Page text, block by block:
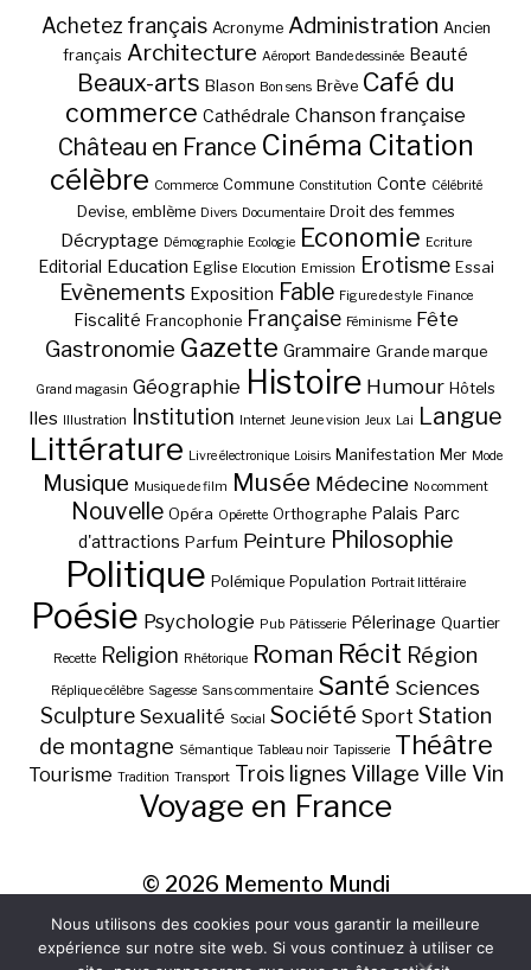
Achetez français Acronyme Administration Ancien
français Architecture Aéroport Bande dessinée Beauté
Beaux-arts Blason Bon sens Brève Café du
commerce Cathédrale Chanson française
Château en France Cinéma Citation
célèbre Commerce Commune Constitution Conte Célébrité
Devise, emblème Divers Documentaire Droit des femmes
Décryptage Démographie Ecologie Economie Ecriture
Editorial Education Eglise Elocution Emission Erotisme Essai
Evènements Exposition Fable Figure de style Finance
Fiscalité Francophonie Française Féminisme Fête
Gastronomie Gazette Grammaire Grande marque
Grand magasin Géographie Histoire Humour Hôtels
Iles Illustration Institution Internet Jeune vision Jeux Lai Langue
Littérature Livre électronique Loisirs Manifestation Mer Mode
Musique Musique de film Musée Médecine No comment
Nouvelle Opéra Opérette Orthographe Palais Parc
d'attractions Parfum Peinture Philosophie
Politique Polémique Population Portrait littéraire
Poésie Psychologie Pub Pâtisserie Pélerinage Quartier
Recette Religion Rhétorique Roman Récit Région
Réplique célèbre Sagesse Sans commentaire Santé Sciences
Sculpture Sexualité Social Société Sport Station
de montagne Sémantique Tableau noir Tapisserie Théâtre
Tourisme Tradition Transport Trois lignes Village Ville Vin
Voyage en France
© 2026 Memento Mundi
Nous utilisons des cookies pour vous garantir la meilleure
expérience sur notre site web. Si vous continuez à utiliser ce